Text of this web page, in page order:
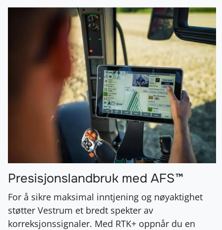
Presisjonslandbruk med AFS™
For å sikre maksimal inntjening og nøyaktighet
støtter Vestrum et bredt spekter av
korreksjonssignaler. Med RTK+ oppnår du en